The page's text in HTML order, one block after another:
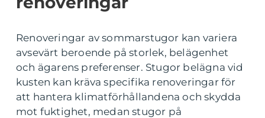
Renoveringar av sommarstugor kan variera
avsevärt beroende på storlek, belägenhet
och ägarens preferenser. Stugor belägna vid
kusten kan kräva specifika renoveringar för
att hantera klimatförhållandena och skydda
mot fuktighet, medan stugor på